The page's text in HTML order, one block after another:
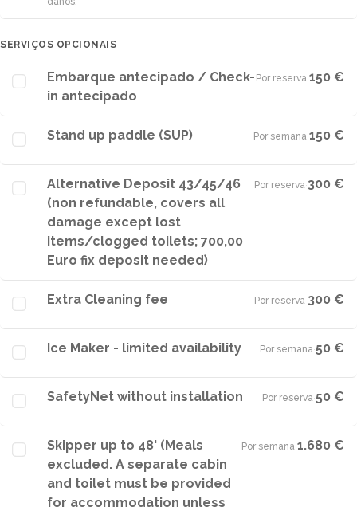
SERVIÇOS OPCIONAIS
Embarque antecipado / Check-
in antecipado
Por reserva·150 €
Stand up paddle (SUP) Por semana·150 €
Alternative Deposit 43/45/46
(non refundable, covers all
damage except lost
items/clogged toilets; 700,00
Euro fix deposit needed)
Por reserva·300 €
Extra Cleaning fee Por reserva·300 €
Ice Maker - limited availability Por semana·50 €
SafetyNet without installation Por reserva·50 €
Skipper up to 48' (Meals
excluded. A separate cabin
and toilet must be provided
for accommodation unless
Por semana·1.680 €